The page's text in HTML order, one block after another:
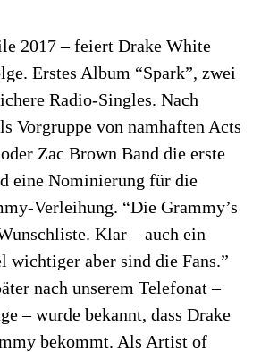
2017 – feiert Drake White
Erstes Album “Spark”, zwei
Radio-Singles. Nach
Vorgruppe von namhaften Acts
Zac Brown Band die erste
eine Nominierung für die
Verleihung. “Die Grammy’s
Klar – auch ein
wichtiger aber sind die Fans.”
nach unserem Telefonat –
– wurde bekannt, dass Drake
bekommt. Als Artist of